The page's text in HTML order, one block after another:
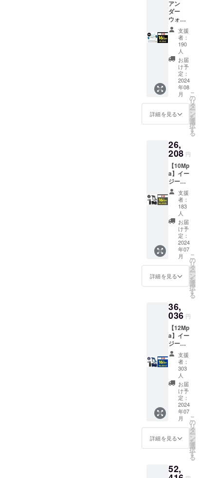
アン
ダー
ウォッ
シュ
【単
品】 早
割：
5,896円
（16%
OFF) 1.
本商品
のメー
カー情
報 ・
メー
本 ・法
人名：
（株）
NAGAR
A 2.商
品概要
につい
て ・名
称：ア
ンダー
ウォッ
シュ ・
素材：
ステン
レス製
+銅 タ
プラス
チック
書：有
・取扱
説明書
の対応
言語：
日本語
・保証
期間：
30日間
保証
支援
者：
190
人
お届
け予
定：
2024
年08
月
詳細を見る
こ
の
リ
タ
ー
ン
を
選
択
す
る
26,
208 円
【10Mp
a】イー
ジー
ショッ
ト×ライ
フルタ
ンク 〜
Black〜
早割：
26,208
（16%
OFF) ブ
ラック
フォー
メー
カー情
報 ・
メー
カーの
所在
地：日
本 ・法
人名：
（株）
NAGAR
品概要
につい
て ・商
品サイ
量：約
28cm ×
530g(イ
支援
者：
183
人
お届
け予
定：
2024
年07
月
詳細を見る
こ
の
リ
タ
ー
ン
を
選
択
す
る
36,
036 円
【12Mp
a】イー
ジー
ショッ
ト×ライ
フルタ
ンク 〜
Blue〜
早割：
36,036
（16%
OFF) ブ
ラック
フォー
メー
カー情
支援
者：
303
人
お届
け予
定：
2024
年07
月
詳細を見る
こ
の
リ
タ
ー
ン
を
選
択
す
る
52,